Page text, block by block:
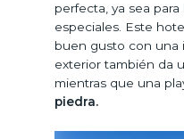
perfecta, ya sea
especiales. Este
buen gusto con una
exterior también da
mientras que una
piedra.